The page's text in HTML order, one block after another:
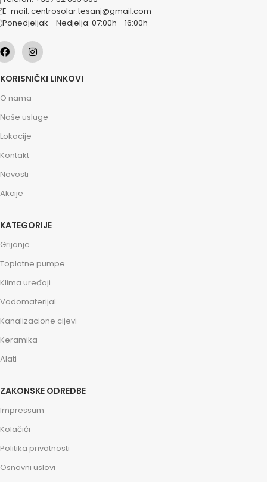
E-mail: centrosolar.tesanj@gmail.com
Ponedjeljak - Nedjelja: 07:00h - 16:00h
KORISNIČKI LINKOVI
O nama
Naše usluge
Lokacije
Kontakt
Novosti
Akcije
KATEGORIJE
Grijanje
Toplotne pumpe
Klima uređaji
Vodomaterijal
Kanalizacione cijevi
Keramika
Alati
ZAKONSKE ODREDBE
Impressum
Kolačići
Politika privatnosti
Osnovni uslovi